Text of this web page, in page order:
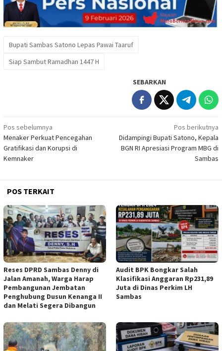
Bupati Sambas Satono Lepas Pawai Taaruf
Siap Sambut Ramadhan 1447 H
SEBARKAN
Navigasi
pos
Pos sebelumnya
Menaker Perkuat Pencegahan
Gratifikasi dan Korupsi di
Kemnaker
Pos berikutnya
Didampingi Bupati Satono, Kepala
BGN RI Apresiasi Program MBG di
Sambas
POS TERKAIT
Reses DPRD Sambas Denny di
Jalan Amanah, Warga Harap
Pembangunan Jembatan
Penghubung Dusun Kenanga II
dan Melati Segera Dibangun
Audit BPK Bongkar Salah
Klasifikasi Anggaran Rp231,89
Juta di Dinas Perkim LH
Sambas